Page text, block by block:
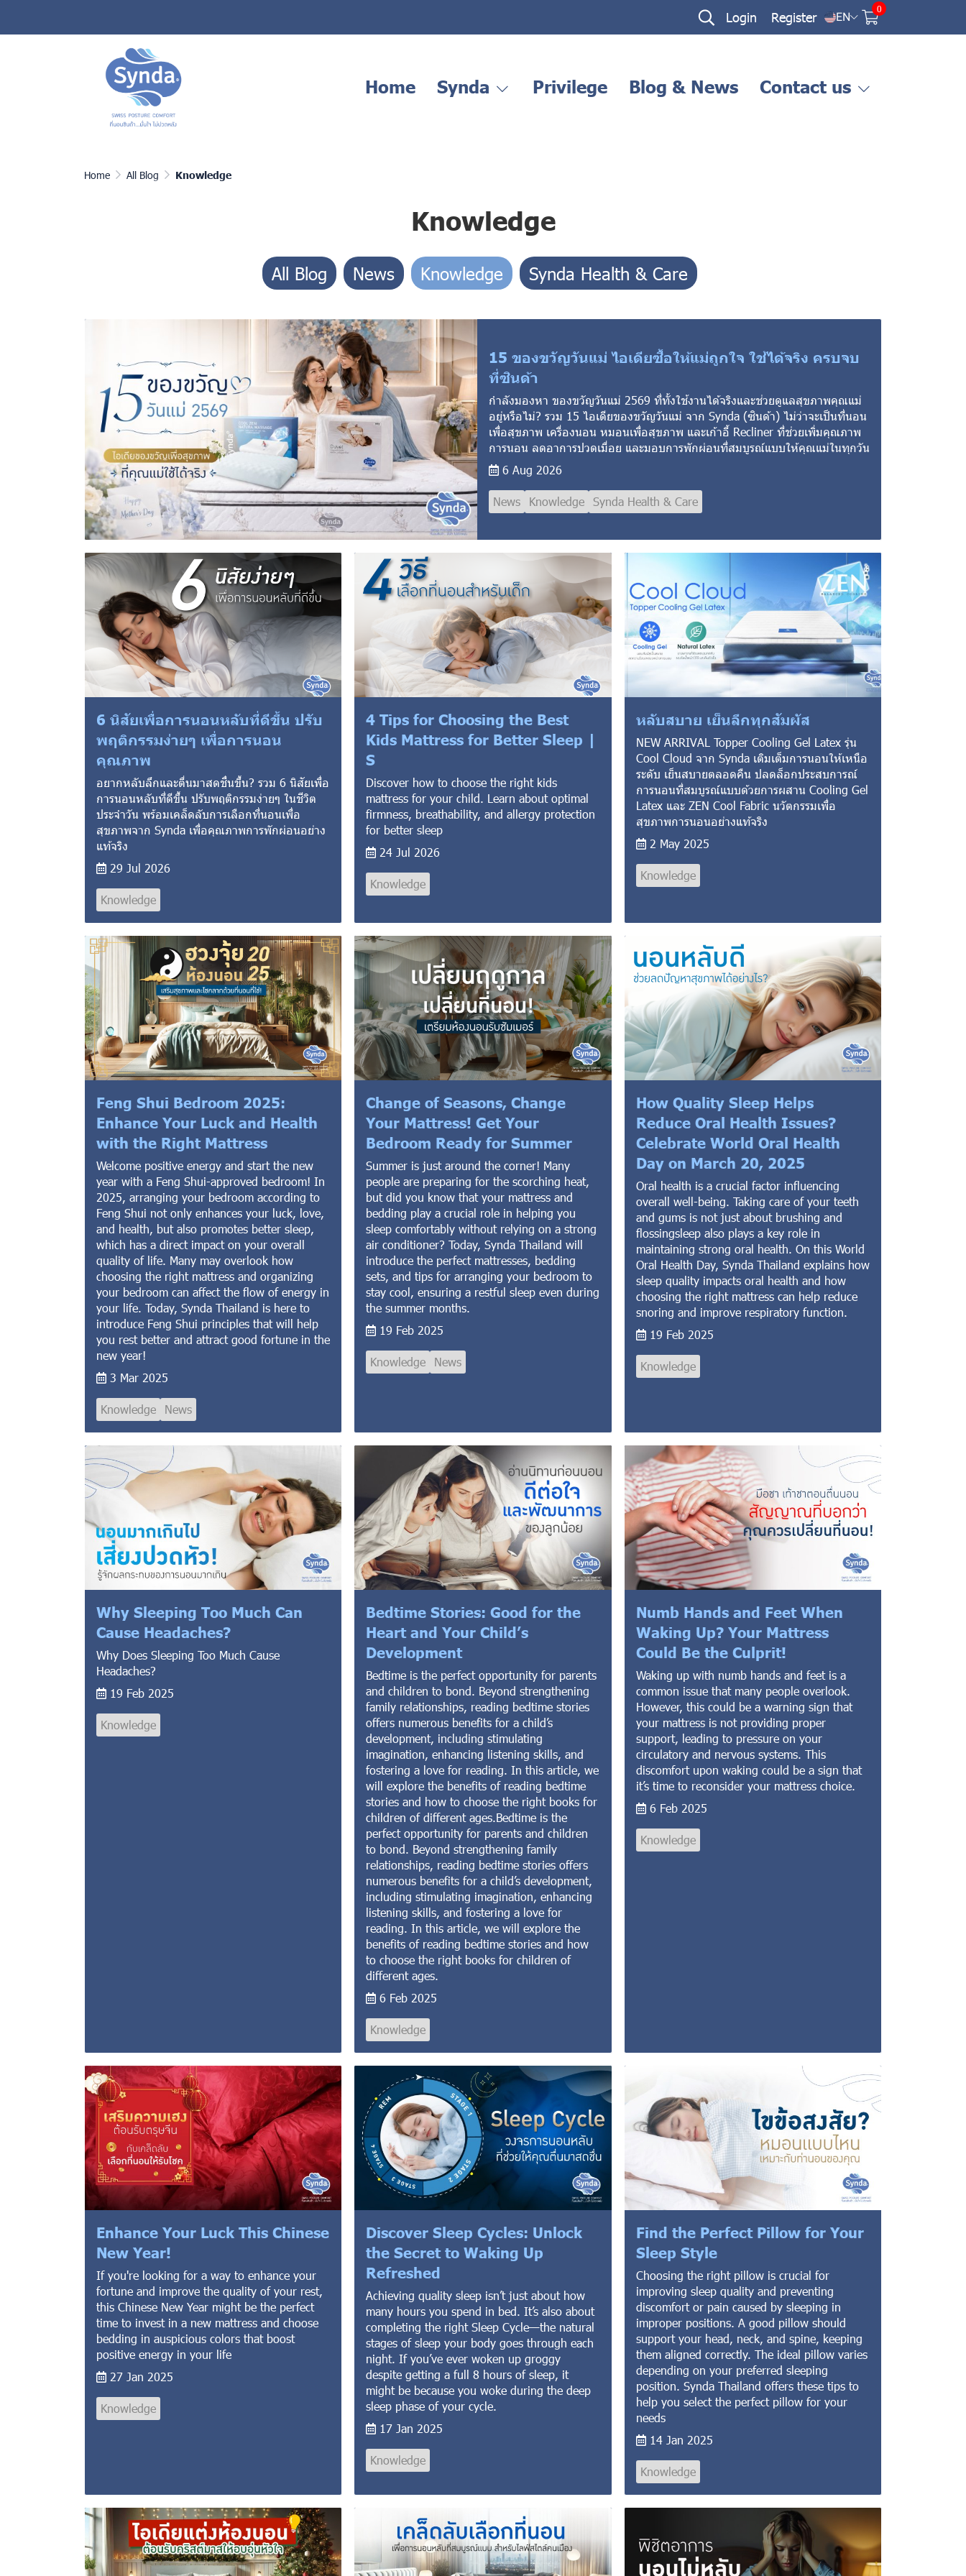
Login Register EN
0
Home Synda Privilege Blog & News Contact us
Home All Blog Knowledge
Knowledge
All Blog News Knowledge Synda Health & Care
15 ของขวัญวันแม่ ไอเดียซื้อให้แม่ถูกใจ ใช้ได้จริง ครบจบ
ที่ซินด้า
กำลังมองหา ของขวัญวันแม่ 2569 ที่ทั้งใช้งานได้จริงและช่วยดูแลสุขภาพคุณแม่
อยู่หรือไม่? รวม 15 ไอเดียของขวัญวันแม่ จาก Synda (ซินด้า) ไม่ว่าจะเป็นที่นอน
เพื่อสุขภาพ เครื่องนอน หมอนเพื่อสุขภาพ และเก้าอี้ Recliner ที่ช่วยเพิ่มคุณภาพ
การนอน ลดอาการปวดเมื่อย และมอบการพักผ่อนที่สมบูรณ์แบบให้คุณแม่ในทุกวัน
6 Aug 2026
News Knowledge Synda Health & Care
6 นิสัยเพื่อการนอนหลับที่ดีขึ้น ปรับ
พฤติกรรมง่ายๆ เพื่อการนอน
คุณภาพ
อยากหลับลึกและตื่นมาสดชื่นขึ้น? รวม 6 นิสัยเพื่อ
การนอนหลับที่ดีขึ้น ปรับพฤติกรรมง่ายๆ ในชีวิต
ประจำวัน พร้อมเคล็ดลับการเลือกที่นอนเพื่อ
สุขภาพจาก Synda เพื่อคุณภาพการพักผ่อนอย่าง
แท้จริง
29 Jul 2026
Knowledge
4 Tips for Choosing the Best
Kids Mattress for Better Sleep |
S
Discover how to choose the right kids
mattress for your child. Learn about optimal
firmness, breathability, and allergy protection
for better sleep
24 Jul 2026
Knowledge
หลับสบาย เย็นลึกทุกสัมผัส
NEW ARRIVAL Topper Cooling Gel Latex รุ่น
Cool Cloud จาก Synda เติมเต็มการนอนให้เหนือ
ระดับ เย็นสบายตลอดคืน ปลดล็อกประสบการณ์
การนอนที่สมบูรณ์แบบด้วยการผสาน Cooling Gel
Latex และ ZEN Cool Fabric นวัตกรรมเพื่อ
สุขภาพการนอนอย่างแท้จริง
2 May 2025
Knowledge
Feng Shui Bedroom 2025:
Enhance Your Luck and Health
with the Right Mattress
Welcome positive energy and start the new
year with a Feng Shui-approved bedroom! In
2025, arranging your bedroom according to
Feng Shui not only enhances your luck, love,
and health, but also promotes better sleep,
which has a direct impact on your overall
quality of life. Many may overlook how
choosing the right mattress and organizing
your bedroom can affect the flow of energy in
your life. Today, Synda Thailand is here to
introduce Feng Shui principles that will help
you rest better and attract good fortune in the
new year!
3 Mar 2025
Knowledge News
Change of Seasons, Change
Your Mattress! Get Your
Bedroom Ready for Summer
Summer is just around the corner! Many
people are preparing for the scorching heat,
but did you know that your mattress and
bedding play a crucial role in helping you
sleep comfortably without relying on a strong
air conditioner? Today, Synda Thailand will
introduce the perfect mattresses, bedding
sets, and tips for arranging your bedroom to
stay cool, ensuring a restful sleep even during
the summer months.
19 Feb 2025
Knowledge News
How Quality Sleep Helps
Reduce Oral Health Issues?
Celebrate World Oral Health
Day on March 20, 2025
Oral health is a crucial factor influencing
overall well-being. Taking care of your teeth
and gums is not just about brushing and
flossingsleep also plays a key role in
maintaining strong oral health. On this World
Oral Health Day, Synda Thailand explains how
sleep quality impacts oral health and how
choosing the right mattress can help reduce
snoring and improve respiratory function.
19 Feb 2025
Knowledge
Why Sleeping Too Much Can
Cause Headaches?
Why Does Sleeping Too Much Cause
Headaches?
19 Feb 2025
Knowledge
Bedtime Stories: Good for the
Heart and Your Child’s
Development
Bedtime is the perfect opportunity for parents
and children to bond. Beyond strengthening
family relationships, reading bedtime stories
offers numerous benefits for a child’s
development, including stimulating
imagination, enhancing listening skills, and
fostering a love for reading. In this article, we
will explore the benefits of reading bedtime
stories and how to choose the right books for
children of different ages.Bedtime is the
perfect opportunity for parents and children
to bond. Beyond strengthening family
relationships, reading bedtime stories offers
numerous benefits for a child’s development,
including stimulating imagination, enhancing
listening skills, and fostering a love for
reading. In this article, we will explore the
benefits of reading bedtime stories and how
to choose the right books for children of
different ages.
6 Feb 2025
Knowledge
Numb Hands and Feet When
Waking Up? Your Mattress
Could Be the Culprit!
Waking up with numb hands and feet is a
common issue that many people overlook.
However, this could be a warning sign that
your mattress is not providing proper
support, leading to pressure on your
circulatory and nervous systems. This
discomfort upon waking could be a sign that
it’s time to reconsider your mattress choice.
6 Feb 2025
Knowledge
Enhance Your Luck This Chinese
New Year!
If you're looking for a way to enhance your
fortune and improve the quality of your rest,
this Chinese New Year might be the perfect
time to invest in a new mattress and choose
bedding in auspicious colors that boost
positive energy in your life
27 Jan 2025
Knowledge
Discover Sleep Cycles: Unlock
the Secret to Waking Up
Refreshed
Achieving quality sleep isn’t just about how
many hours you spend in bed. It’s also about
completing the right Sleep Cycle—the natural
stages of sleep your body goes through each
night. If you’ve ever woken up groggy
despite getting a full 8 hours of sleep, it
might be because you woke during the deep
sleep phase of your cycle.
17 Jan 2025
Knowledge
Find the Perfect Pillow for Your
Sleep Style
Choosing the right pillow is crucial for
improving sleep quality and preventing
discomfort or pain caused by sleeping in
improper positions. A good pillow should
support your head, neck, and spine, keeping
them aligned correctly. The ideal pillow varies
depending on your preferred sleeping
position. Synda Thailand offers these tips to
help you select the perfect pillow for your
needs
14 Jan 2025
Knowledge